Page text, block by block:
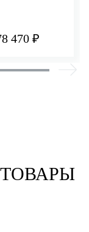
470 ₽